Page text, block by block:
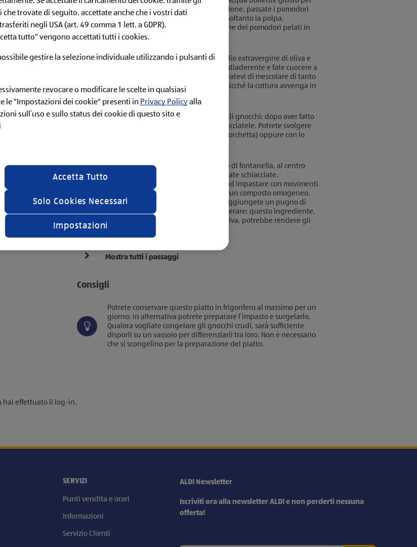
Regione
qualche minuto. Dopo questa operazione, passate i pomodori
nel passaverdure, tenendo da parte soltanto la polpa.
Eventualmente, potete utilizzare anche dei pomodori pelati in
scatola.
Unite quindi la polpa di pomodoro, olio extravergine di oliva e
un ciuffo di basilico in una pentola antiaderente e fate cuocere a
fuoco medio per circa mezz’ora. Ricordatevi di mescolare di tanto
in tanto con un cucchiaio di legno cosicché la cottura avvenga in
maniera uniforme.
Passate quindi alla preparazione degli gnocchi: dopo aver fatto
raffreddare le patate, pelatele e schiacciatele. Potrete svolgere
questa operazione a mano (con una forchetta) oppure con lo
Sistemate la farina setacciata in forma di fontanella, al centro
della quale dovete posizionare le patate schiacciate.
Aggiungete sale, uova e cominciate ad impastare con movimenti
ritmici fino a quando avrete ottenuto un composto omogeneo.
Qualora l’impasto risultasse colloso, aggiungete un pugno di
farina facendo attenzione a non esagerare: questo ingrediente,
infatti, se aggiunto in maniera eccessiva, potrebbe rendere gli
Mostra tutti i passaggi
Consigli
Potrete conservare questo piatto in frigorifero al massimo per un
giorno; in alternativa potrete preparare l’impasto e surgelarlo.
Qualora vogliate congelare gli gnocchi crudi, sarà sufficiente
disporli su un vassoio per differenziarli tra loro. Non è necessario
che si scongelino per la preparazione del piatto.
hai effettuato il log-in.
SERVIZI
Punti vendita e orari
Informazioni
Servizio Clienti
ALDI Newsletter
Iscriviti ora alla newsletter ALDI e non perderti nessuna
offerta!
trovate di seguito, accettate anche che i vostri dati
negli USA (art. 49 comma 1 lett. a GDPR).
tutto" vengono accettati tutti i cookies.
gestire la selezione individuale utilizzando i pulsanti di
revocare o modificare le scelte in qualsiasi
le "Impostazioni dei cookie" presenti in Privacy Policyalla
sull’uso e sullo status dei cookie di questo sito e
Impostazioni
Solo Cookies Necessari
Accetta Tutto